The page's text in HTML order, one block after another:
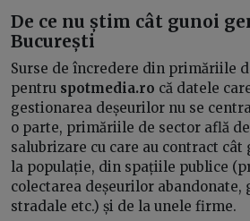
De ce nu știm cât gunoi
București
Surse de încredere din primăriile
pentru spotmedia.ro că datele
gestionarea deșeurilor nu se
o parte, primăriile de sector află
salubrizare cu care au contract cât
la populație, din spațiile publice
colectarea deșeurilor abandonate,
stradale etc.) și de la unele firme.